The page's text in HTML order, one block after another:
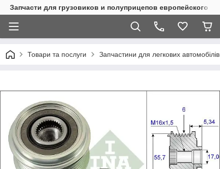
Запчасти для грузовиков и полуприцепов европейского
Товари та послуги Запчастини для легкових автомобілів